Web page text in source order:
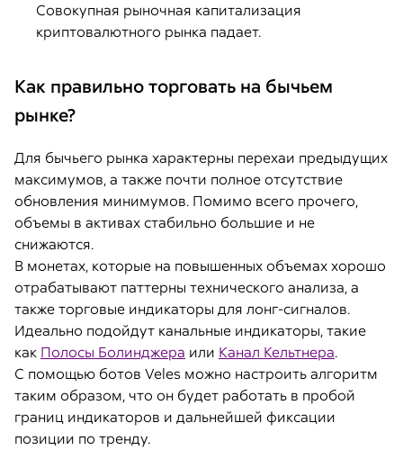
Совокупная рыночная капитализация
криптовалютного рынка падает.
Как правильно торговать на бычьем
рынке?
Для бычьего рынка характерны перехаи предыдущих
максимумов, а также почти полное отсутствие
обновления минимумов. Помимо всего прочего,
объемы в активах стабильно большие и не
снижаются.
В монетах, которые на повышенных объемах хорошо
отрабатывают паттерны технического анализа, а
также торговые индикаторы для лонг-сигналов.
Идеально подойдут канальные индикаторы, такие
как Полосы Болинджера или Канал Кельтнера.
С помощью ботов Veles можно настроить алгоритм
таким образом, что он будет работать в пробой
границ индикаторов и дальнейшей фиксации
позиции по тренду.